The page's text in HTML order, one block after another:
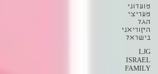
מועדוני
מעריצי
הגל
הקוריאני
בישראל
LJG
ISRAEL
FAMILY